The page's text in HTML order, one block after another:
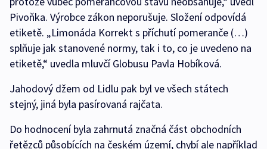
Pivoňka. Výrobce zákon neporušuje. Složení odpovídá
etiketě. „Limonáda Korrekt s příchutí pomeranče (…)
splňuje jak stanovené normy, tak i to, co je uvedeno na
etiketě,“ uvedla mluvčí Globusu Pavla Hobíková.
Jahodový džem od Lidlu pak byl ve všech státech
stejný, jiná byla pasírovaná rajčata.
Do hodnocení byla zahrnutá značná část obchodních
řetězců působících na českém území, chybí ale například